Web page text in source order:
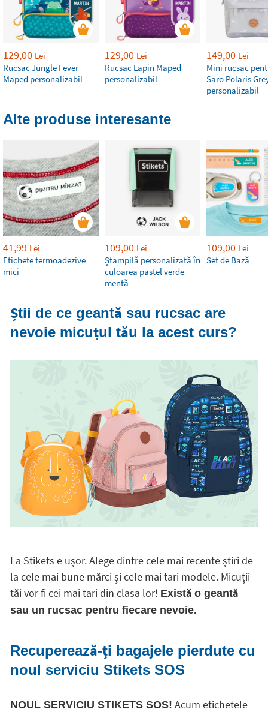
129,00 Lei
Rucsac Jungle Fever
Maped personalizabil
129,00 Lei
Rucsac Lapin Maped
personalizabil
149,00 Lei
Mini rucsac
Saro Polaris
personalizabil
Alte produse interesante
41,99 Lei
Etichete termoadezive
mici
109,00 Lei
Ștampilă personalizată în
culoarea pastel verde
mentă
109,00 Lei
Set de Bază
Știi de ce geantă sau rucsac are
nevoie micuțul tău la acest curs?
La Stikets e ușor. Alege dintre cele mai recente știri de
la cele mai bune mărci și cele mai tari modele. Micuții
tăi vor fi cei mai tari din clasa lor! Există o geantă
sau un rucsac pentru fiecare nevoie.
Recuperează-ți bagajele pierdute cu
noul serviciu Stikets SOS
NOUL SERVICIU STIKETS SOS! Acum etichetele